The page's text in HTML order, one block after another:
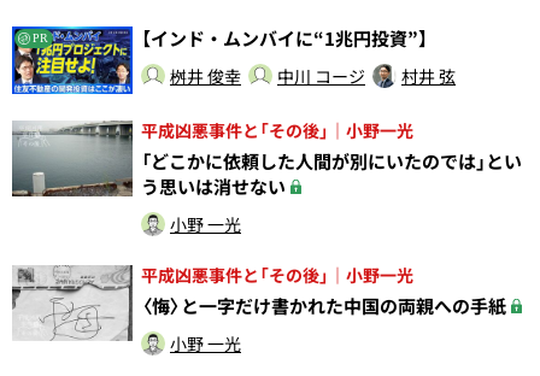
PR 【インド・ムンバイに“1兆円投資”】
桝井 俊幸 中川 コージ 村井 弦
平成凶悪事件と「その後」｜小野一光
「どこかに依頼した人間が別にいたのでは」とい
う思いは消せない
小野 一光
平成凶悪事件と「その後」｜小野一光
〈悔〉と一字だけ書かれた中国の両親への手紙
小野 一光